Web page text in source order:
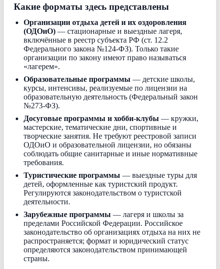
Какие форматы здесь представлены
Организации отдыха детей и их оздоровления
(ОДОиО) — стационарные и выездные лагеря,
включённые в реестр субъекта РФ (ст. 12.2
Федерального закона №124-ФЗ). Только такие
организации по закону имеют право называться
«лагерем».
Образовательные программы — детские школы,
курсы, интенсивы, реализуемые по лицензии на
образовательную деятельность (Федеральный закон
№273-ФЗ).
Досуговые программы и хобби-клубы — кружки,
мастерские, тематические дни, спортивные и
творческие занятия. Не требуют реестровой записи
ОДОиО и образовательной лицензии, но обязаны
соблюдать общие санитарные и иные нормативные
требования.
Туристические программы — выездные туры для
детей, оформленные как туристский продукт.
Регулируются законодательством о туристской
деятельности.
Зарубежные программы — лагеря и школы за
пределами Российской Федерации. Российское
законодательство об организациях отдыха на них не
распространяется; формат и юридический статус
определяются законодательством принимающей
страны.